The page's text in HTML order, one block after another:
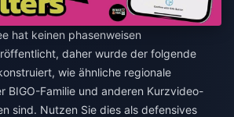
hat keinen phasenweisen
daher wurde der folgende
wie ähnliche regionale
BIGO-Familie und anderen Kurzvideo-
sind. Nutzen Sie dies als defensives